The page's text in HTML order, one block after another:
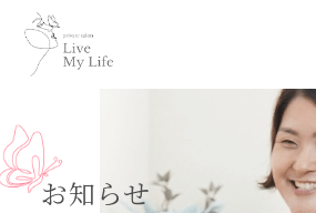
お知らせ